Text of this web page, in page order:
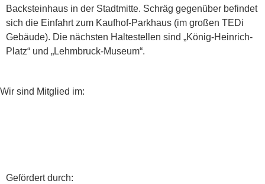
Backsteinhaus in der Stadtmitte. Schräg gegenüber befindet
sich die Einfahrt zum Kaufhof-Parkhaus (im großen TEDi
Gebäude). Die nächsten Haltestellen sind „König-Heinrich-
Platz“ und „Lehmbruck-Museum“.
Wir sind Mitglied im:
Gefördert durch: